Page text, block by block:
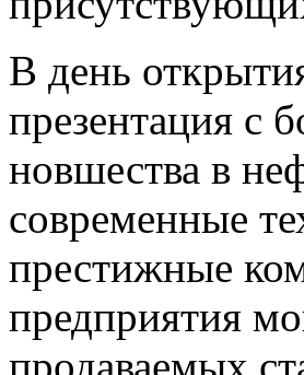
В день
презентация с
новшества в
современные
престижные
предприятия
продаваемых